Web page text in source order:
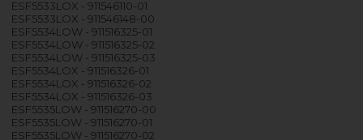
ESF5533LOX - 911546110-01
ESF5533LOX - 911546148-00
ESF5534LOW - 911516325-01
ESF5534LOW - 911516325-02
ESF5534LOW - 911516325-03
ESF5534LOX - 911516326-01
ESF5534LOX - 911516326-02
ESF5534LOX - 911516326-03
ESF5535LOW - 911516270-00
ESF5535LOW - 911516270-01
ESF5535LOW - 911516270-02